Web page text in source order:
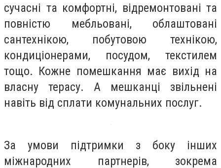
сучасні та комфортні, відремонтовані та
повністю мебльовані, облаштовані
сантехнікою, побутовою технікою,
кондиціонерами, посудом, текстилем
тощо. Кожне помешкання має вихід на
власну терасу. А мешканці звільнені
навіть від сплати комунальних послуг.
За умови підтримки з боку інших
міжнародних партнерів, зокрема